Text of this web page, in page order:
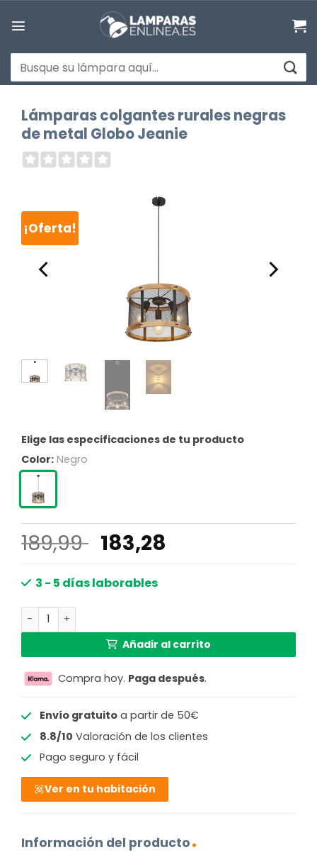
Buscar
por:
Lámparas colgantes rurales negras
de metal Globo Jeanie
¡Oferta!
Elige las especificaciones de tu producto
Color: Negro
189,99 El
precio
original
183,28
3 - 5 días laborables
Lámparas colgantes rurales negras de metal Globo
Añadir al carrito
Compra hoy. Paga después.
Envío gratuitoa partir de 50€
8.8/10 Valoración de los clientes
Pago seguro y fácil
Ver en tu habitación
Información del producto